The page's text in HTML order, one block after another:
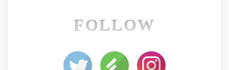
FOLLOW